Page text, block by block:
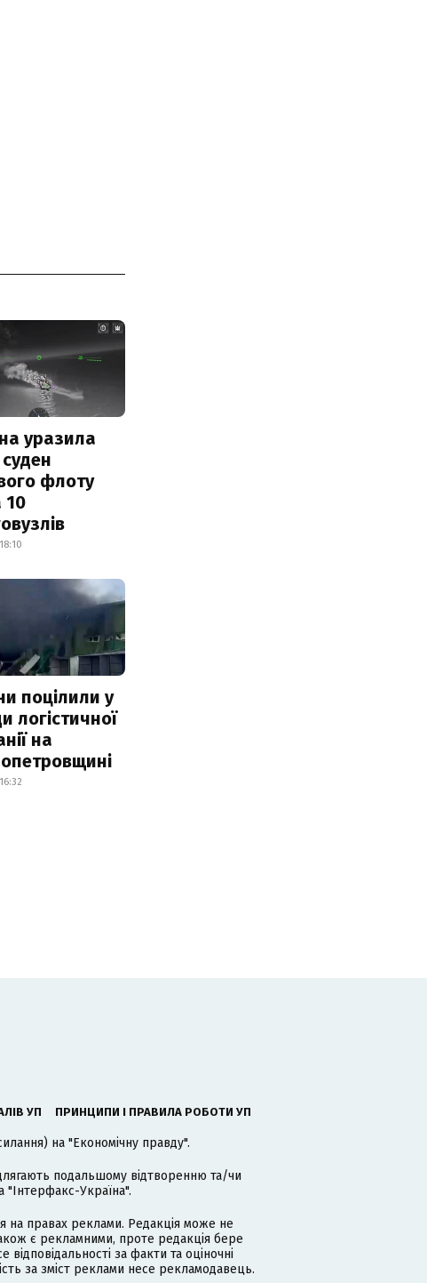
уразила
флоту
10
поцілили у
логістичної
на
УП ПРИНЦИПИ І ПРАВИЛА РОБОТИ УП
на "Економічну правду".
подальшому відтворенню та/чи
Україна".
правах реклами. Редакція може не
є рекламними, проте редакція бере
за факти та оціночні
за зміст реклами несе рекламодавець.